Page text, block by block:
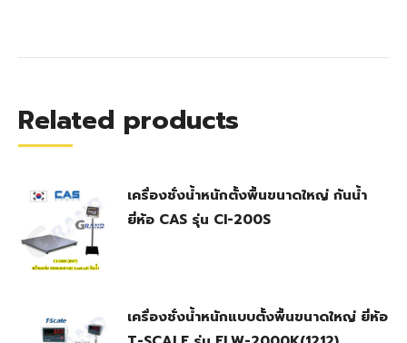
Related products
เครื่องชั่งน้ำหนักตั้งพื้นขนาดใหญ่ กันน้ำ
ยี่ห้อ CAS รุ่น CI-200S
เครื่องชั่งน้ำหนักแบบตั้งพื้นขนาดใหญ่ ยี่ห้อ